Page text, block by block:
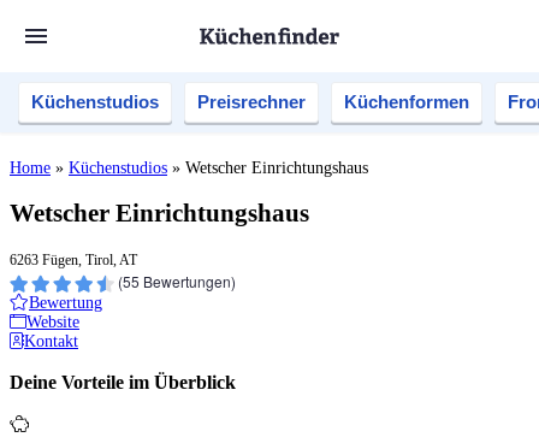
Küchenstudios Preisrechner Küchenformen
Home » Küchenstudios » Wetscher Einrichtungshaus
Wetscher Einrichtungshaus
6263 Fügen, Tirol, AT
(55 Bewertungen)
Bewertung
Website
Kontakt
Deine Vorteile im Überblick